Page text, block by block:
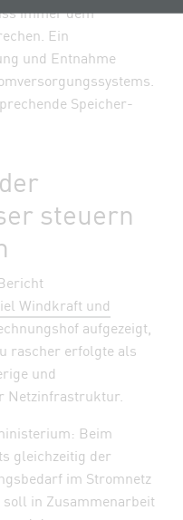
immer dem
Ein
und Entnahme
Speicher-
steuern
Windkraft und
aufgezeigt,
rascher erfolgte als
und
Netzinfrastruktur.
Beim
gleichzeitig der
im Stromnetz
in Zusammenarbeit